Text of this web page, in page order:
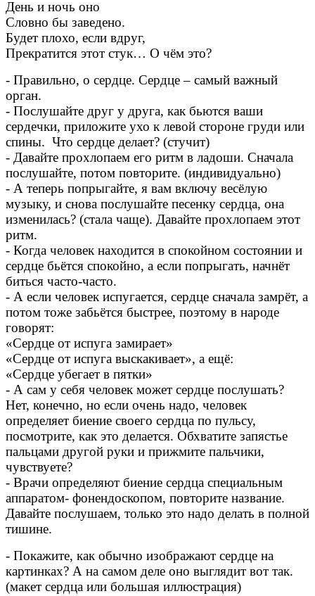
День и ночь оно
Словно бы заведено.
Будет плохо, если вдруг,
Прекратится этот стук… О чём это?
- Правильно, о сердце. Сердце – самый важный
орган.
- Послушайте друг у друга, как бьются ваши
сердечки, приложите ухо к левой стороне груди или
спины. Что сердце делает? (стучит)
- Давайте прохлопаем его ритм в ладоши. Сначала
послушайте, потом повторите. (индивидуально)
- А теперь попрыгайте, я вам включу весёлую
музыку, и снова послушайте песенку сердца, она
изменилась? (стала чаще). Давайте прохлопаем этот
ритм.
- Когда человек находится в спокойном состоянии и
сердце бьётся спокойно, а если попрыгать, начнёт
биться часто-часто.
- А если человек испугается, сердце сначала замрёт, а
потом тоже забьётся быстрее, поэтому в народе
говорят:
«Сердце от испуга замирает»
«Сердце от испуга выскакивает», а ещё:
«Сердце убегает в пятки»
- А сам у себя человек может сердце послушать?
Нет, конечно, но если очень надо, человек
определяет биение своего сердца по пульсу,
посмотрите, как это делается. Обхватите запястье
пальцами другой руки и прижмите пальчики,
чувствуете?
- Врачи определяют биение сердца специальным
аппаратом- фонендоскопом, повторите название.
Давайте послушаем, только это надо делать в полной
тишине.
- Покажите, как обычно изображают сердце на
картинках? А на самом деле оно выглядит вот так.
(макет сердца или большая иллюстрация)